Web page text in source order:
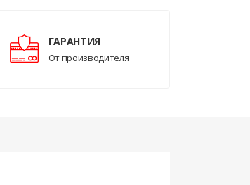
ГАРАНТИЯ
От производителя